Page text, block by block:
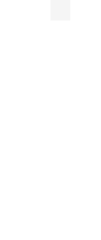
KRMÍTKA,
VNADÍCÍ
NÁSTRAHY
NŮŽKY,